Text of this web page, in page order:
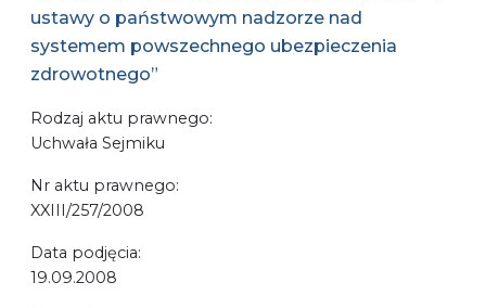
ustawy o państwowym nadzorze nad
systemem powszechnego ubezpieczenia
zdrowotnego”
Rodzaj aktu prawnego:
Uchwała Sejmiku
Nr aktu prawnego:
XXIII/257/2008
Data podjęcia:
19.09.2008